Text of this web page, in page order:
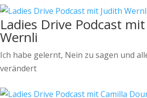
Ladies Drive Podcast
Wernli
Ich habe gelernt, Nein zu sagen und
verändert